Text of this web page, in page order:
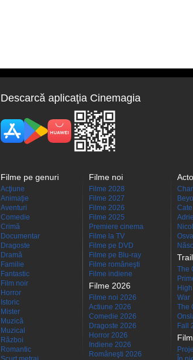
Descarcă aplicaţia Cinemagia
Filme pe genuri
Acţiune
Animaţie
Aventuri
Comedie
Crimă
Documentar
Dragoste
Dramă
Familie
Fantastic
Film noir
Horror
Istoric
Mister
Muzică
Muzical
Război
Romantic
Filme noi
Filme 2028
Filme 2027
Filme 2026
Filme 2025
Premiere cinema
Filme la TV
Filme pe DVD
Filme pe Blu-ray
Filme româneşti
Filme indiene
Filme 2026
Filme noi 2026
Actiune 2026
Comedie 2026
Dragoste 2026
Horror 2026
Indiene 2026
Româneşti 2026
The
War
The
Fall